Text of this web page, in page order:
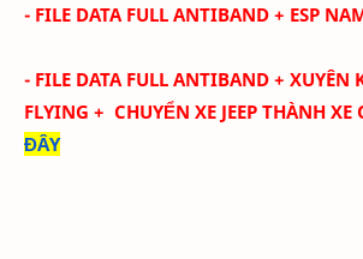
- FILE DATA FULL ANTIBAND + ESP
- FILE DATA FULL ANTIBAND + XUYÊN
FLYING + CHUYỂN XE JEEP THÀNH XE
ĐÂY